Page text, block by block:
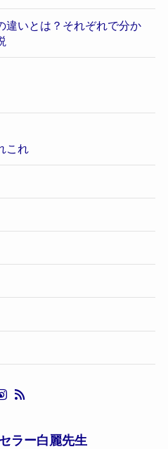
違いとは？それぞれで分か
これ
ラー白麗先生